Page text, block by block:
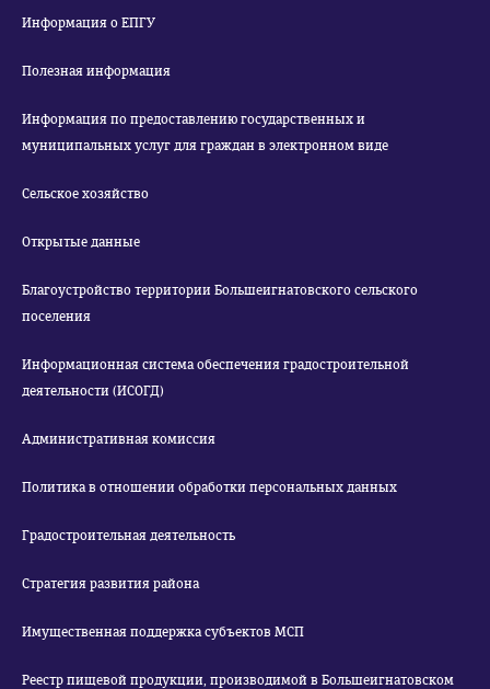
Информация о ЕПГУ
Полезная информация
Информация по предоставлению государственных и
муниципальных услуг для граждан в электронном виде
Сельское хозяйство
Открытые данные
Благоустройство территории Большеигнатовского сельского
поселения
Информационная система обеспечения градостроительной
деятельности (ИСОГД)
Административная комиссия
Политика в отношении обработки персональных данных
Градостроительная деятельность
Стратегия развития района
Имущественная поддержка субъектов МСП
Реестр пищевой продукции, производимой в Большеигнатовском